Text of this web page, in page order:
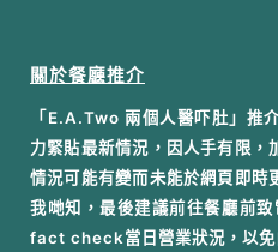
關於餐廳推介
「E.A.Two 兩個人醫吓肚」推
力緊貼最新情況，因人手有限，
情況可能有變而未能於網頁即時
我哋知，最後建議前往餐廳前
fact check當日營業狀況，以免